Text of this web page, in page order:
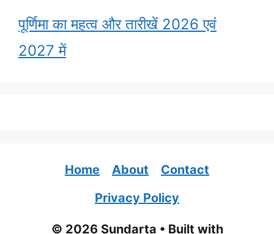
पूर्णिमा का महत्व और तारीखें 2026 एवं
2027 में
Home About
Contact
Privacy Policy
© 2026 Sundarta • Built with